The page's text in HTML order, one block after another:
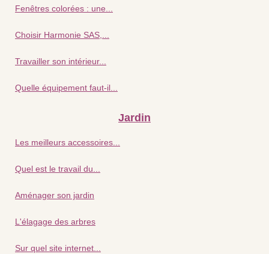
Fenêtres colorées : une...
Choisir Harmonie SAS,...
Travailler son intérieur...
Quelle équipement faut-il...
Jardin
Les meilleurs accessoires...
Quel est le travail du...
Aménager son jardin
L'élagage des arbres
Sur quel site internet...